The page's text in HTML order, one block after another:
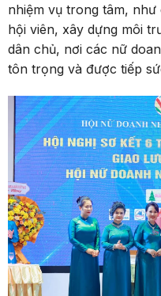
nhiệm vụ trong tâm,
hội viên, xây dựng môi
dân chủ, nơi các nữ
tôn trọng và được tiếp